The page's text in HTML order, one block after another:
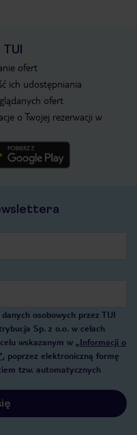
ofert
ich udostępniania
ofert
o Twojej rezerwacji w
osobowych przez TUI
Sp. z o.o. w celach
wskazanym w „Informacji o
, poprzez elektroniczną formę
tzw. automatycznych